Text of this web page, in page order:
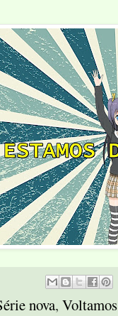
nova, Voltamos